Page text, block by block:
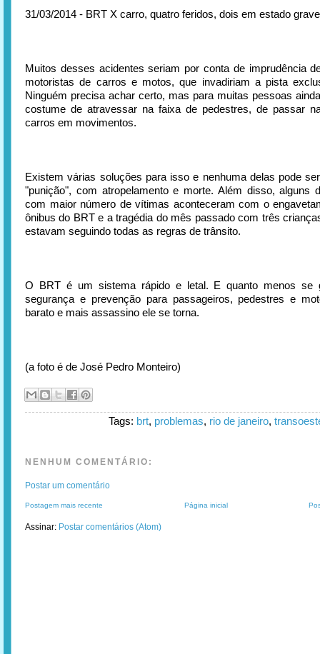
31/03/2014 - BRT X carro, quatro feridos, dois em estado grave
Muitos desses acidentes seriam por conta de imprudência
motoristas de carros e motos, que invadiriam a pista
Ninguém precisa achar certo, mas para muitas pessoas
costume de atravessar na faixa de pedestres, de passar
carros em movimentos.
Existem várias soluções para isso e nenhuma delas pode
"punição", com atropelamento e morte. Além disso, alguns
com maior número de vítimas aconteceram com o
ônibus do BRT e a tragédia do mês passado com três
estavam seguindo todas as regras de trânsito.
O BRT é um sistema rápido e letal. E quanto menos se
segurança e prevenção para passageiros, pedestres e
barato e mais assassino ele se torna.
(a foto é de José Pedro Monteiro)
Tags: brt, problemas, rio de janeiro,
NENHUM COMENTÁRIO:
Postar um comentário
Postagem mais recente Página inicial
Assinar: Postar comentários (Atom)